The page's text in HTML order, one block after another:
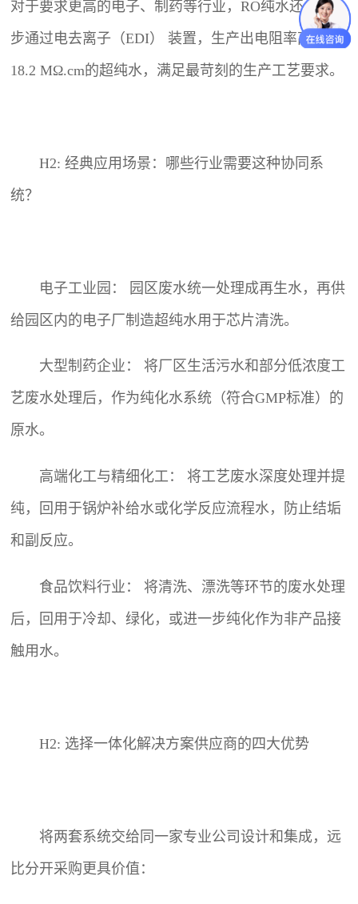
对于要求更高的电子、制药等行业，RO纯水还会进一
步通过电去离子（EDI） 装置，生产出电阻率高达
18.2 MΩ.cm的超纯水，满足最苛刻的生产工艺要求。
H2: 经典应用场景：哪些行业需要这种协同系
统？
电子工业园： 园区废水统一处理成再生水，再供
给园区内的电子厂制造超纯水用于芯片清洗。
大型制药企业： 将厂区生活污水和部分低浓度工
艺废水处理后，作为纯化水系统（符合GMP标准）的
原水。
高端化工与精细化工： 将工艺废水深度处理并提
纯，回用于锅炉补给水或化学反应流程水，防止结垢
和副反应。
食品饮料行业： 将清洗、漂洗等环节的废水处理
后，回用于冷却、绿化，或进一步纯化作为非产品接
触用水。
H2: 选择一体化解决方案供应商的四大优势
将两套系统交给同一家专业公司设计和集成，远
比分开采购更具价值：